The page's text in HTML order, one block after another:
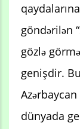
göndərilən
gözlə
genişdir.
dünyada